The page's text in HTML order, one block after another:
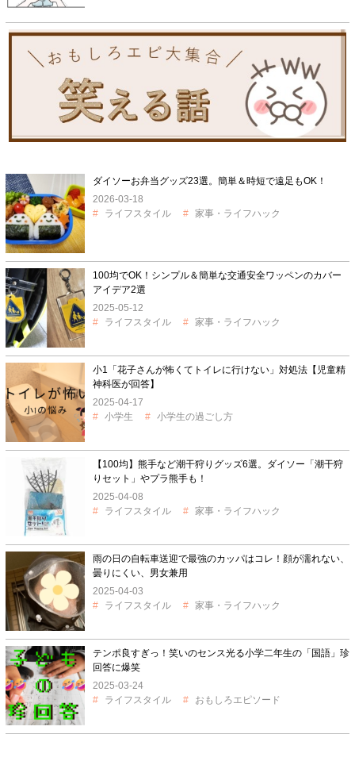
ダイソーお弁当グッズ23選。簡単＆時短で遠足もOK！
2026-03-18
ライフスタイル
家事・ライフハック
100均でOK！シンプル＆簡単な交通安全ワッペンのカバー
アイデア2選
2025-05-12
ライフスタイル
家事・ライフハック
小1「花子さんが怖くてトイレに行けない」対処法【児童精
神科医が回答】
2025-04-17
小学生
小学生の過ごし方
【100均】熊手など潮干狩りグッズ6選。ダイソー「潮干狩
りセット」やプラ熊手も！
2025-04-08
ライフスタイル
家事・ライフハック
雨の日の自転車送迎で最強のカッパはコレ！顔が濡れない、
曇りにくい、男女兼用
2025-04-03
ライフスタイル
家事・ライフハック
テンポ良すぎっ！笑いのセンス光る小学二年生の「国語」珍
回答に爆笑
2025-03-24
ライフスタイル
おもしろエピソード